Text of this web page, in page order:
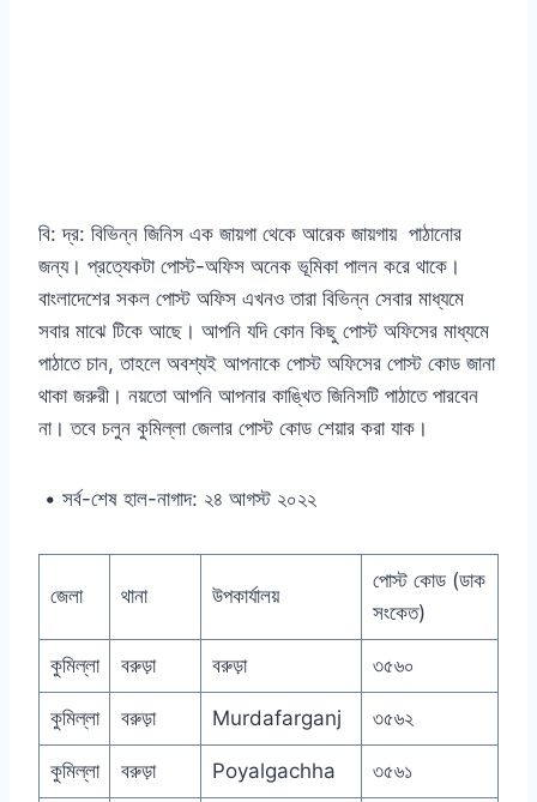
বি: দ্র: বিভিন্ন জিনিস এক জায়গা থেকে আরেক জায়গায় পাঠানোর
জন্য। প্রত্যেকটা পোস্ট-অফিস অনেক ভূমিকা পালন করে থাকে।
বাংলাদেশের সকল পোস্ট অফিস এখনও তারা বিভিন্ন সেবার মাধ্যমে
সবার মাঝে টিকে আছে। আপনি যদি কোন কিছু পোস্ট অফিসের মাধ্যমে
পাঠাতে চান, তাহলে অবশ্যই আপনাকে পোস্ট অফিসের পোস্ট কোড জানা
থাকা জরুরী। নয়তো আপনি আপনার কাঙ্খিত জিনিসটি পাঠাতে পারবেন
না। তবে চলুন কুমিল্লা জেলার পোস্ট কোড শেয়ার করা যাক।
• সর্ব-শেষ হাল-নাগাদ: ২৪ আগস্ট ২০২২
জেলা থানা উপকার্যালয়
পোস্ট কোড (ডাক
সংকেত)
কুমিল্লা বরুড়া বরুড়া ৩৫৬০
কুমিল্লা বরুড়া Murdafarganj ৩৫৬২
কুমিল্লা বরুড়া Poyalgachha ৩৫৬১